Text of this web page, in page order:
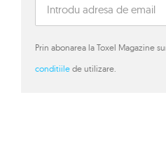
Prin abonarea la Toxel Magazine
conditiile de utilizare.